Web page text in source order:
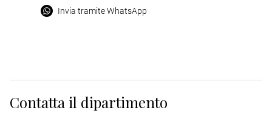
Invia tramite WhatsApp
Contatta il dipartimento